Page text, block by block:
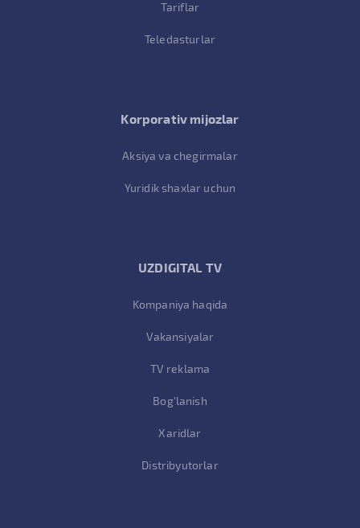
Tariflar
Teledasturlar
Korporativ mijozlar
Aksiya va chegirmalar
Yuridik shaxlar uchun
UZDIGITAL TV
Kompaniya haqida
Vakansiyalar
TV reklama
Bog'lanish
Xaridlar
Distribyutorlar